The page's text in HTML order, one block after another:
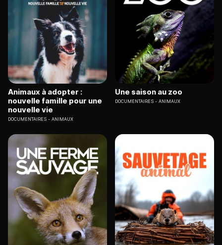
Animaux à adopter :
nouvelle famille pour une
nouvelle vie
DOCUMENTAIRES ANIMAUX
Une saison au zoo
DOCUMENTAIRES ANIMAUX